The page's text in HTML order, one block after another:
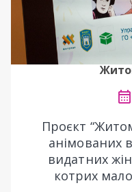
Проєкт
анімованих
видатних
котрих